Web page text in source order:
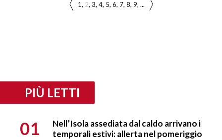
1 2 3 4 5 6 7 8 9 ...
PIÙ LETTI
01
Nell’Isola assediata dal caldo arrivano i
temporali estivi: allerta nel pomeriggio